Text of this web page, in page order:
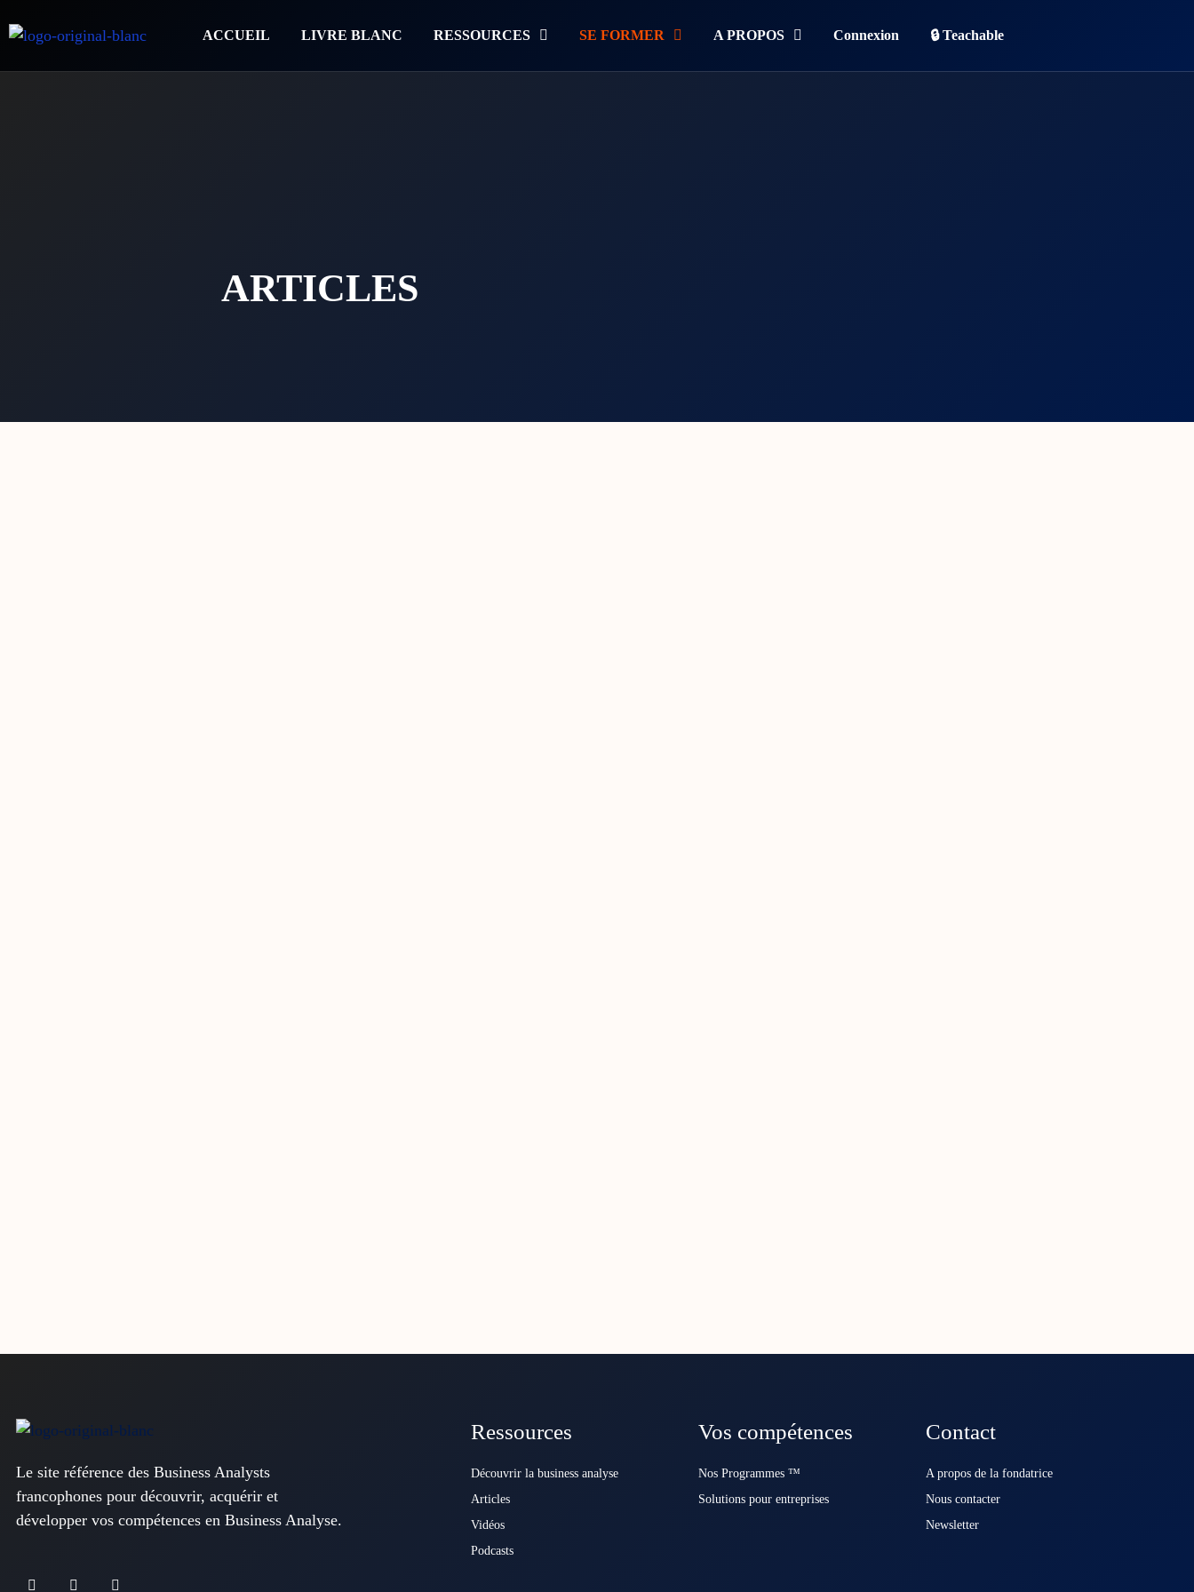
ACCUEIL LIVRE BLANC RESSOURCES SE FORMER A PROPOS Connexion 🔒 Teachable
ARTICLES
Le site référence des Business Analysts
francophones pour découvrir, acquérir et
développer vos compétences en Business Analyse.
Ressources
Découvrir la business analyse
Articles
Vidéos
Podcasts
Vos compétences
Nos Programmes ™️
Solutions pour entreprises
Contact
A propos de la fondatrice
Nous contacter
Newsletter